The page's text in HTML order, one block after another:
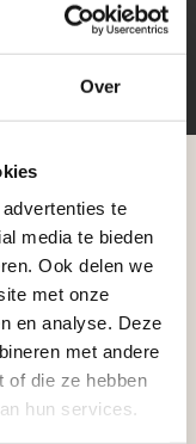
Over
te
media te bieden
Ook delen we
met onze
en analyse. Deze
met andere
of die ze hebben
hun services.
partner
tijdens de
tijdens
op
voor de